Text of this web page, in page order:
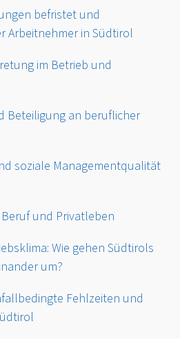
befristet und
Arbeitnehmer in Südtirol
im Betrieb und
Beteiligung an beruflicher
soziale Managementqualität
und Privatleben
Wie gehen Südtirols
um?
Fehlzeiten und